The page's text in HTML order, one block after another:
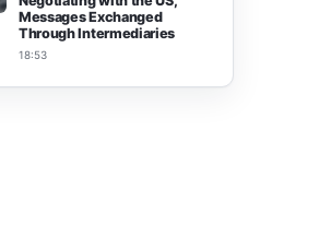
Messages Exchanged
Through Intermediaries
18:53